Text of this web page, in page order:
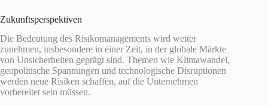
Zukunftsperspektiven
Die Bedeutung des Risikomanagements wird weiter
zunehmen, insbesondere in einer Zeit, in der globale Märkte
von Unsicherheiten geprägt sind. Themen wie Klimawandel,
geopolitische Spannungen und technologische Disruptionen
werden neue Risiken schaffen, auf die Unternehmen
vorbereitet sein müssen.